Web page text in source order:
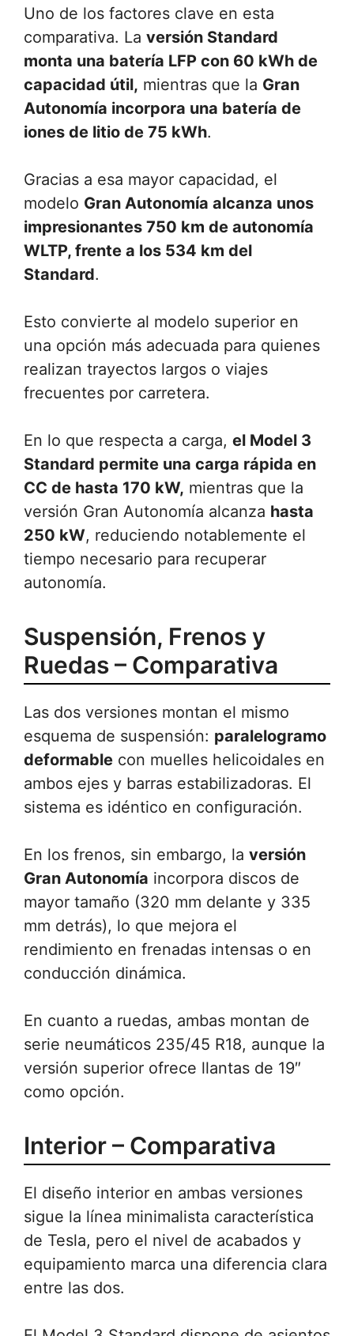
Uno de los factores clave en esta
comparativa. La versión Standard
monta una batería LFP con 60 kWh de
capacidad útil, mientras que la Gran
Autonomía incorpora una batería de
iones de litio de 75 kWh.
Gracias a esa mayor capacidad, el
modelo Gran Autonomía alcanza unos
impresionantes 750 km de autonomía
WLTP, frente a los 534 km del
Standard.
Esto convierte al modelo superior en
una opción más adecuada para quienes
realizan trayectos largos o viajes
frecuentes por carretera.
En lo que respecta a carga, el Model 3
Standard permite una carga rápida en
CC de hasta 170 kW, mientras que la
versión Gran Autonomía alcanza hasta
250 kW, reduciendo notablemente el
tiempo necesario para recuperar
autonomía.
Suspensión, Frenos y
Ruedas – Comparativa
Las dos versiones montan el mismo
esquema de suspensión: paralelogramo
deformable con muelles helicoidales en
ambos ejes y barras estabilizadoras. El
sistema es idéntico en configuración.
En los frenos, sin embargo, la versión
Gran Autonomía incorpora discos de
mayor tamaño (320 mm delante y 335
mm detrás), lo que mejora el
rendimiento en frenadas intensas o en
conducción dinámica.
En cuanto a ruedas, ambas montan de
serie neumáticos 235/45 R18, aunque la
versión superior ofrece llantas de 19″
como opción.
Interior – Comparativa
El diseño interior en ambas versiones
sigue la línea minimalista característica
de Tesla, pero el nivel de acabados y
equipamiento marca una diferencia clara
entre las dos.